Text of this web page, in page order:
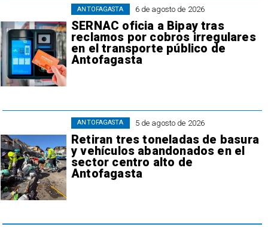
6 de agosto de 2026
SERNAC oficia a Bipay tras
reclamos por cobros irregulares
en el transporte público de
Antofagasta
ANTOFAGASTA
5 de agosto de 2026
Retiran tres toneladas de basura
y vehículos abandonados en el
sector centro alto de
Antofagasta
ANTOFAGASTA